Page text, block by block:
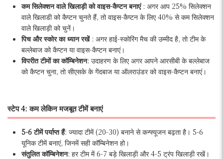
कम सिलेक्शन वाले खिलाड़ी को वाइस-कैप्टन बनाएं: अगर आप 25% सिलेक्शन
वाले खिलाडी को कैप्टन चुनते हैं, तो वाइस-कैप्टन के लिए 40% से कम सिलेक्शन
वाले खिलाड़ी को चुनें।
पिच और स्कोर का ध्यान रखें: अगर हाई-स्कोरिंग मैच की उम्मीद है, तो टीम के
बल्लेबाज को कैप्टन या वाइस-कैप्टन बनाएं।
विपरीत टीमों का कॉम्बिनेशन: उदाहरण के लिए अगर आपने आरसीबी के बल्लेबाज
को कैप्टन चुना, तो सीएसके के गेंदबाज या ऑलराउंडर को वाइस-कैप्टन बनाएं।
स्टेप 4: कम लेकिन मजबूत टीमें बनाएं
5-6 टीमें पर्याप्त हैं: ज्यादा टीमें (20-30) बनाने से कन्फ्यूजन बढ़ता है। 5-6
यूनिक टीमें बनाएं, जिनमें सही कॉम्बिनेशन हो।
संतुलित कॉम्बिनेशन: हर टीम में 6-7 बड़े खिलाड़ी और 4-5 ट्रंप खिलाड़ी रखें।